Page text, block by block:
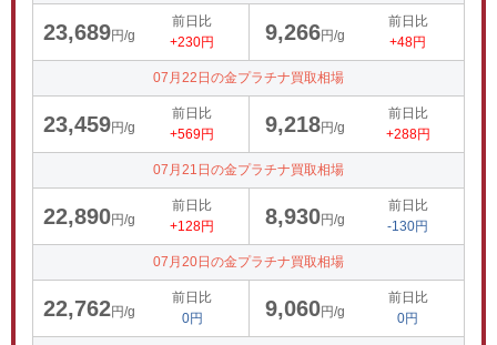
23,689円/g
前日比
+230円
9,266円/g
前日比
+48円
07月22日の金プラチナ買取相場
23,459円/g
前日比
+569円
9,218円/g
前日比
+288円
07月21日の金プラチナ買取相場
22,890円/g
前日比
+128円
8,930円/g
前日比
-130円
07月20日の金プラチナ買取相場
22,762円/g
前日比
0円
9,060円/g
前日比
0円